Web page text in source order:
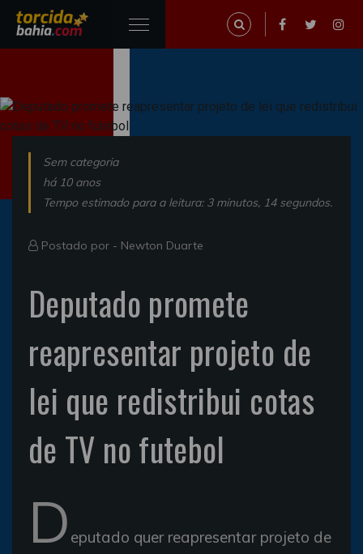
Sem categoria
há 10 anos
Tempo estimado para a leitura: 3 minutos, 14 segundos.
Postado por - Newton Duarte
Deputado promete
reapresentar projeto de
lei que redistribui cotas
de TV no futebol
D eputado quer reapresentar projeto de